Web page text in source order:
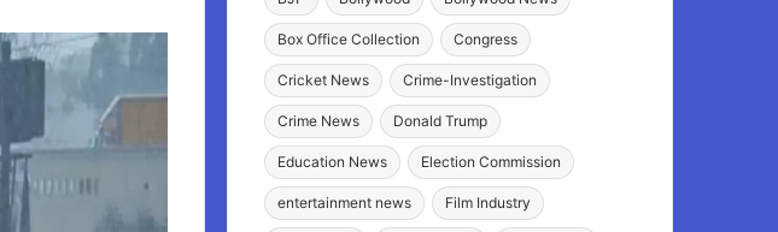
Box Office Collection Congress
Cricket News Crime-Investigation
Crime News Donald Trump
Education News Election Commission
entertainment news Film Industry